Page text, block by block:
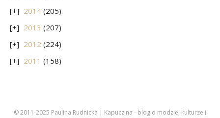
2014 (205)
2013 (207)
2012 (224)
2011 (158)
© 2011-2025 Paulina Rudnicka | Kapuczina - blog o modzie, kulturze i